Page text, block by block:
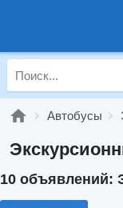
Автобусы
10 объявлений: